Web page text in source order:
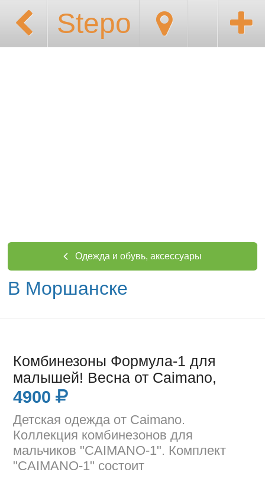
Stepo
Одежда и обувь, аксессуары
В Моршанске
Комбинезоны Формула-1 для
малышей! Весна от Caimano,
4900
Детская одежда от Caimano.
Коллекция комбинезонов для
мальчиков "CAIMANO-1". Комплект
"CAIMANO-1" состоит